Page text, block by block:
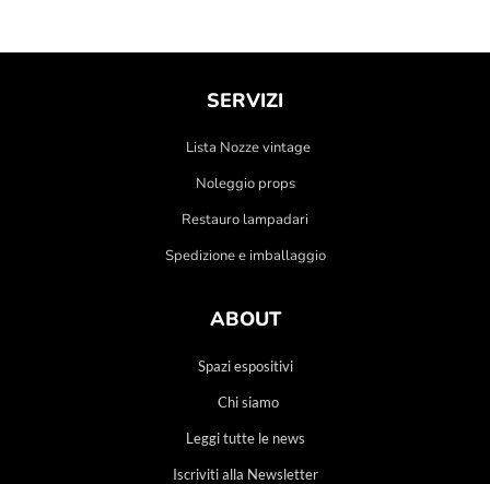
SERVIZI
Lista Nozze vintage
Noleggio props
Restauro lampadari
Spedizione e imballaggio
ABOUT
Spazi espositivi
Chi siamo
Leggi tutte le news
Iscriviti alla Newsletter